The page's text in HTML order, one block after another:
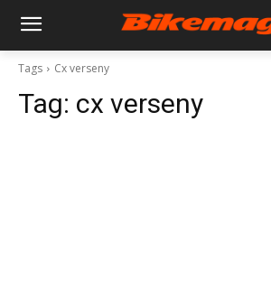
Tags Cx verseny
Tag: cx verseny